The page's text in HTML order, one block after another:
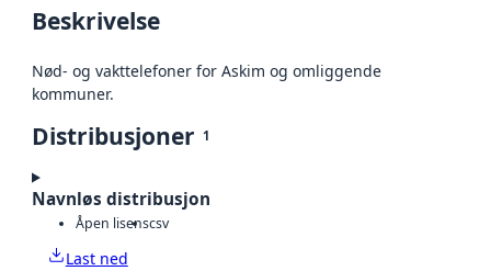
Beskrivelse
Nød- og vakttelefoner for Askim og omliggende
kommuner.
Distribusjoner 1
Navnløs distribusjon
Åpen lisenscsv
Last ned